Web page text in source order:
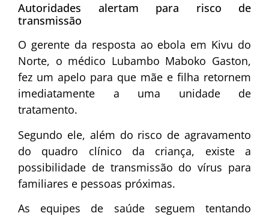
Autoridades alertam para risco de
transmissão
O gerente da resposta ao ebola em Kivu do
Norte, o médico Lubambo Maboko Gaston,
fez um apelo para que mãe e filha retornem
imediatamente a uma unidade de
tratamento.
Segundo ele, além do risco de agravamento
do quadro clínico da criança, existe a
possibilidade de transmissão do vírus para
familiares e pessoas próximas.
As equipes de saúde seguem tentando